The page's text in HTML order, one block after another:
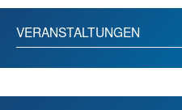
VERANSTALTUNGEN